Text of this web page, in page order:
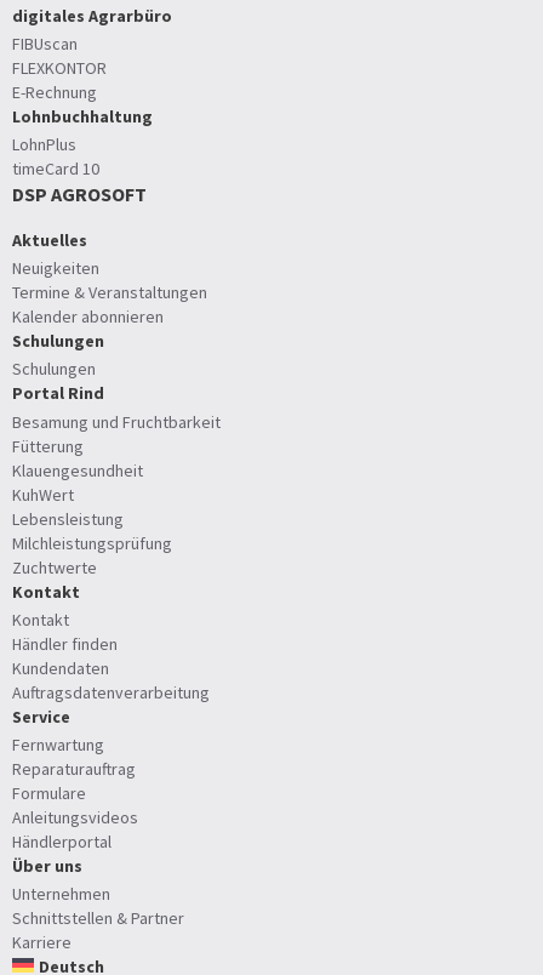
digitales Agrarbüro
FIBUscan
FLEXKONTOR
E-Rechnung
Lohnbuchhaltung
LohnPlus
timeCard 10
DSP AGROSOFT
Aktuelles
Neuigkeiten
Termine & Veranstaltungen
Kalender abonnieren
Schulungen
Schulungen
Portal Rind
Besamung und Fruchtbarkeit
Fütterung
Klauengesundheit
KuhWert
Lebensleistung
Milchleistungsprüfung
Zuchtwerte
Kontakt
Kontakt
Händler finden
Kundendaten
Auftragsdatenverarbeitung
Service
Fernwartung
Reparaturauftrag
Formulare
Anleitungsvideos
Händlerportal
Über uns
Unternehmen
Schnittstellen & Partner
Karriere
Deutsch